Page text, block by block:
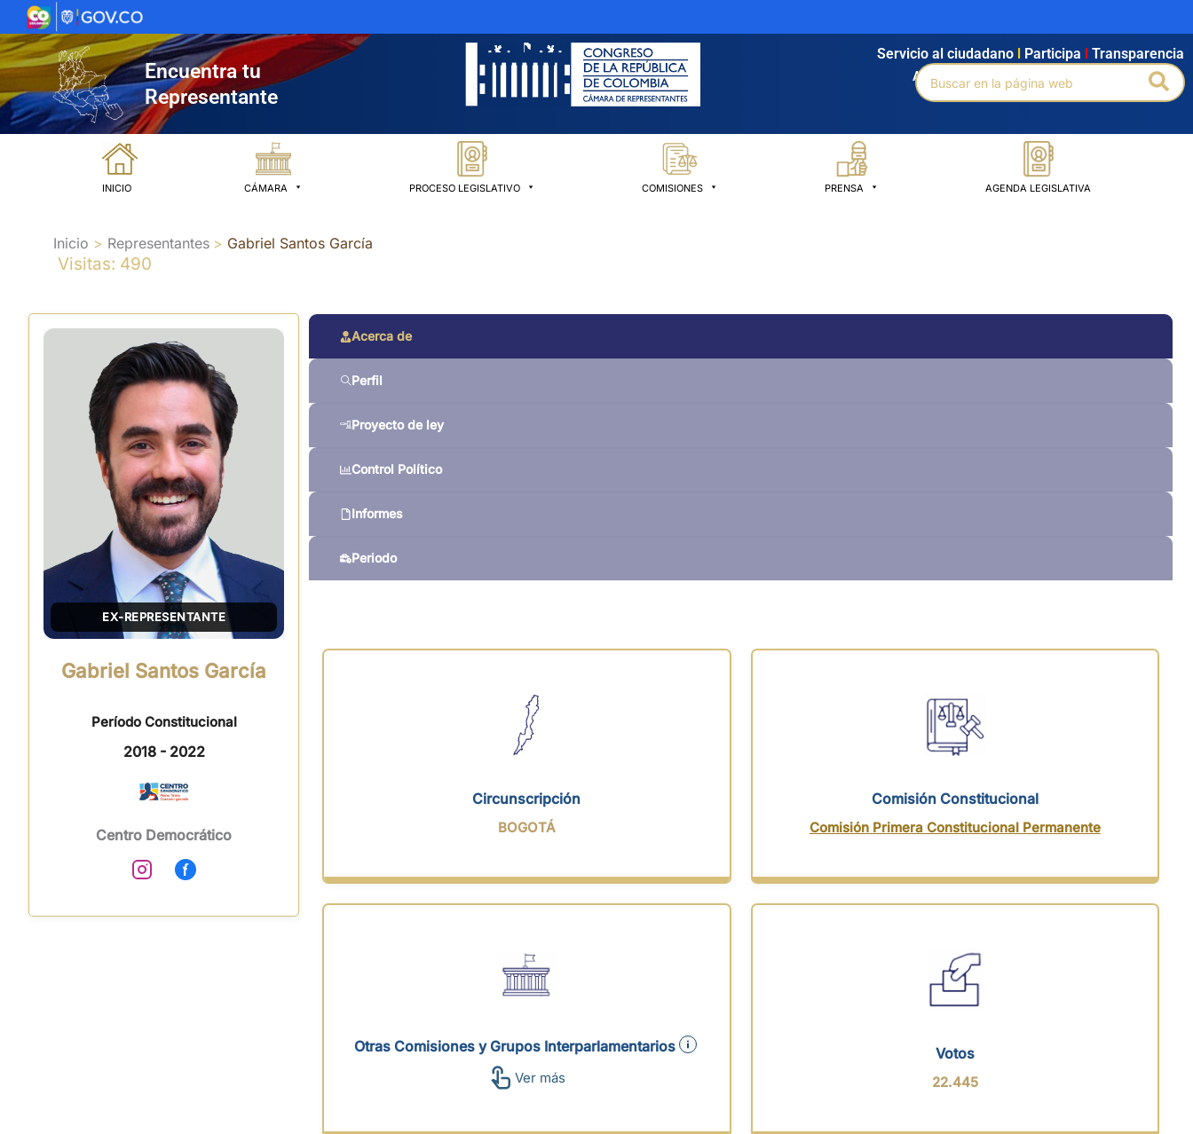
al
contenido
Encuentra tu
Representante
Agendamiento Intranet Búsqueda avanzada
Servicio al ciudadano Participa Transparencia
Buscar
por:
INICIO CÁMARA PROCESO LEGISLATIVO COMISIONES PRENSA AGENDA LEGISLATIVA
Inicio Representantes Gabriel Santos García
Visitas: 490
EX-REPRESENTANTE
Gabriel Santos García
Período Constitucional
2018 - 2022
Centro Democrático
Acerca de
Perfil
Proyecto de ley
Control Político
Informes
Periodo
Circunscripción
BOGOTÁ
Comisión Constitucional
Comisión Primera Constitucional Permanente
Otras Comisiones y Grupos Interparlamentarios
Ver más
Votos
22.445